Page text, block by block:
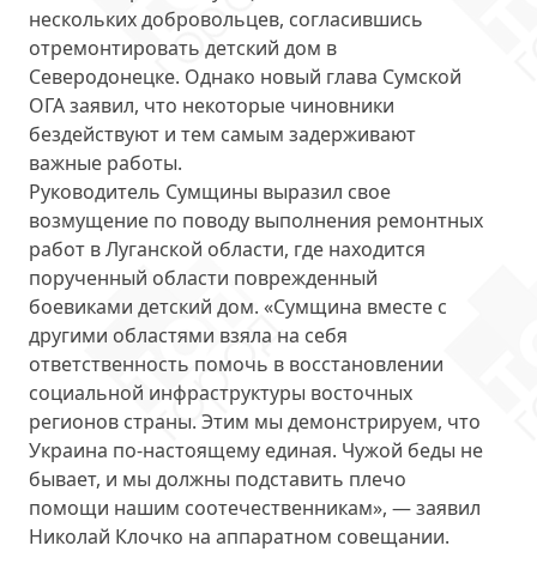
нескольких добровольцев, согласившись
отремонтировать детский дом в
Северодонецке. Однако новый глава Сумской
ОГА заявил, что некоторые чиновники
бездействуют и тем самым задерживают
важные работы.
Руководитель Сумщины выразил свое
возмущение по поводу выполнения ремонтных
работ в Луганской области, где находится
порученный области поврежденный
боевиками детский дом. «Сумщина вместе с
другими областями взяла на себя
ответственность помочь в восстановлении
социальной инфраструктуры восточных
регионов страны. Этим мы демонстрируем, что
Украина по-настоящему единая. Чужой беды не
бывает, и мы должны подставить плечо
помощи нашим соотечественникам», — заявил
Николай Клочко на аппаратном совещании.